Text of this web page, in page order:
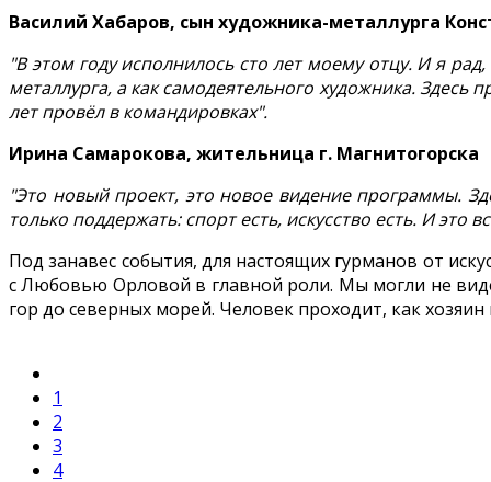
Василий Хабаров, сын художника-металлурга
"В этом году исполнилось сто лет моему отцу. И я
металлурга, а как самодеятельного художника.
лет провёл в командировках".
Ирина Самарокова, жительница г. Магнитогорска
"Это новый проект, это новое видение программы.
только поддержать: спорт есть, искусство есть. И
Под занавес события, для настоящих гурманов от
с Любовью Орловой в главной роли. Мы могли не
гор до северных морей. Человек проходит, как
1
2
3
4